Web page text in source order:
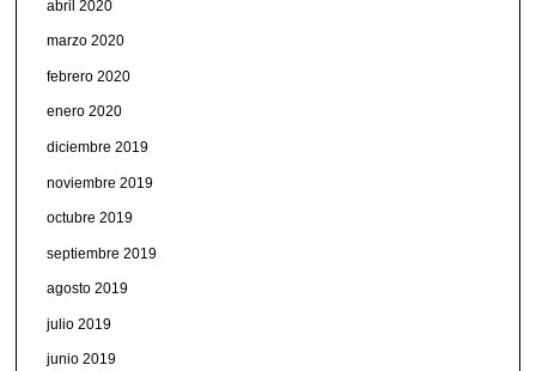
abril 2020
marzo 2020
febrero 2020
enero 2020
diciembre 2019
noviembre 2019
octubre 2019
septiembre 2019
agosto 2019
julio 2019
junio 2019